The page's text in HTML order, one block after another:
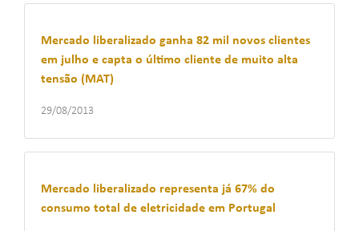
Mercado liberalizado ganha 82 mil novos clientes
em julho e capta o último cliente de muito alta
tensão (MAT)
29/08/2013
Mercado liberalizado representa já 67% do
consumo total de eletricidade em Portugal